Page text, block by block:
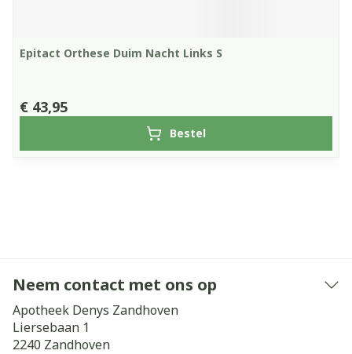
Epitact Orthese Duim Nacht Links S
€ 43,95
Bestel
Neem contact met ons op
Apotheek Denys Zandhoven
Liersebaan 1
2240 Zandhoven